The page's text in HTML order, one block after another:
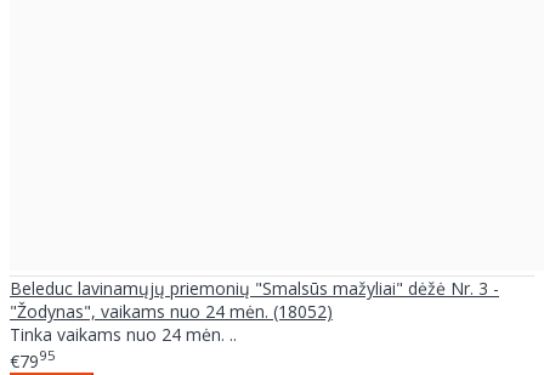
Beleduc lavinamųjų priemonių "Smalsūs mažyliai" dėžė Nr. 3 -
"Žodynas", vaikams nuo 24 mėn. (18052)
Tinka vaikams nuo 24 mėn. ..
€7995